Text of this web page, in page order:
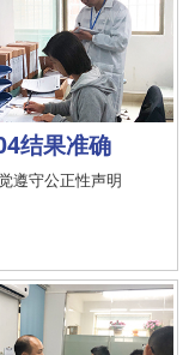
结果准确
遵守公正性声明